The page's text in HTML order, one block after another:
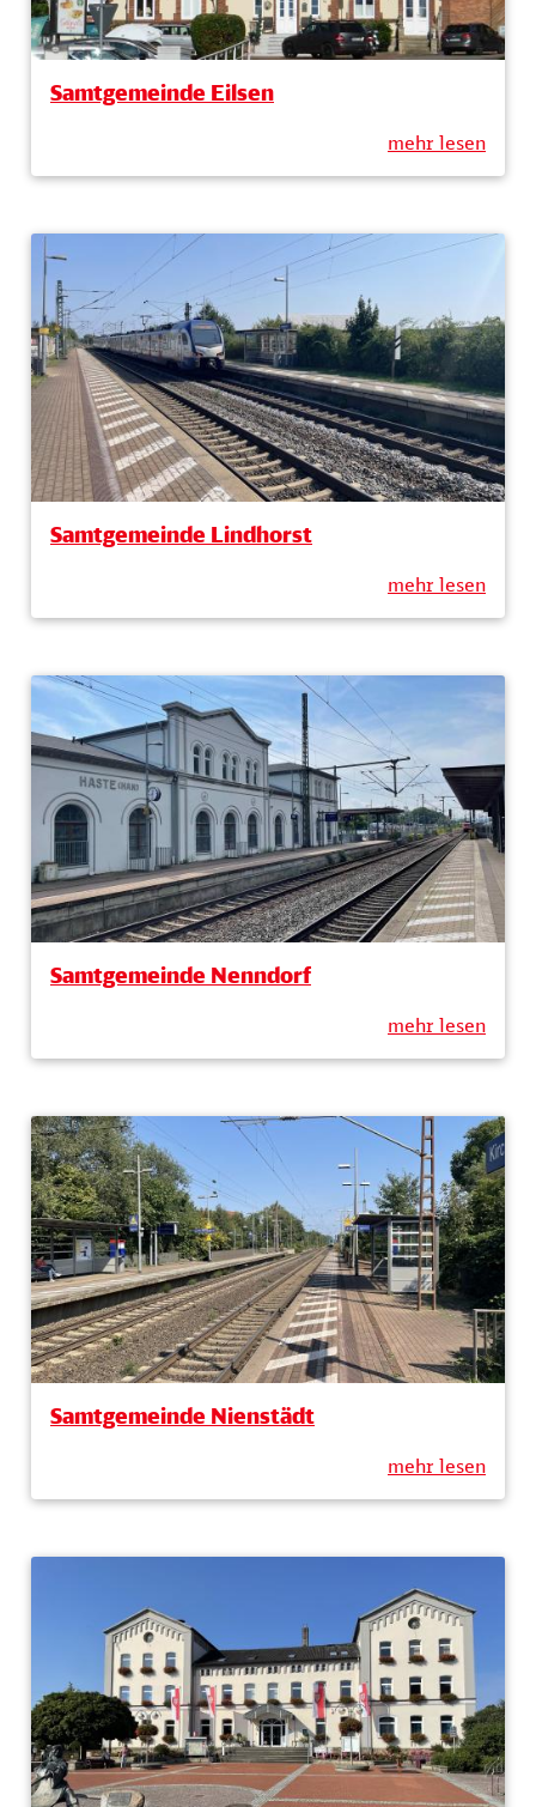
Samtgemeinde Eilsen
mehr lesen
Samtgemeinde Lindhorst
mehr lesen
Samtgemeinde Nenndorf
mehr lesen
Samtgemeinde Nienstädt
mehr lesen